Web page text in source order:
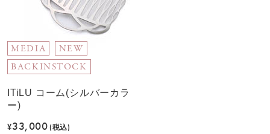
MEDIA
NEW
BACKINSTOCK
ITiLU コーム(シルバーカラ
ー)
¥33,000(税込)